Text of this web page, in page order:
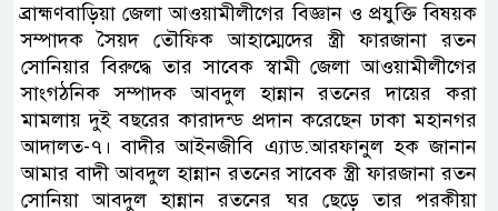
ব্রাহ্মণবাড়িয়া জেলা আওয়ামীলীগের বিজ্ঞান ও প্রযুক্তি বিষয়ক
সম্পাদক সৈয়দ তৌফিক আহাম্মেদের স্ত্রী ফারজানা রতন
সোনিয়ার বিরুদ্ধে তার সাবেক স্বামী জেলা আওয়ামীলীগের
সাংগঠনিক সম্পাদক আবদুল হান্নান রতনের দায়ের করা
মামলায় দুই বছরের কারাদন্ড প্রদান করেছেন ঢাকা মহানগর
আদালত-৭। বাদীর আইনজীবি এ্যাড.আরফানুল হক জানান
আমার বাদী আবদুল হান্নান রতনের সাবেক স্ত্রী ফারজানা রতন
সোনিয়া আবদুল হান্নান রতনের ঘর ছেড়ে তার পরকীয়া